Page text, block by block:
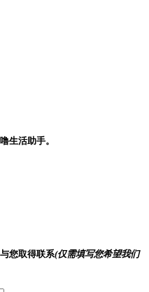
生活助手。
您取得联系(仅需填写您希望我们